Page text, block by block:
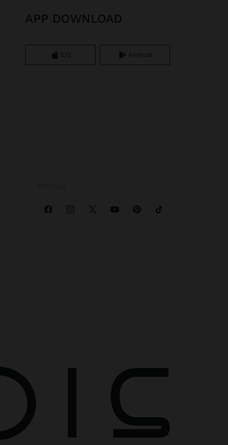
APP DOWNLOAD
iOS Android